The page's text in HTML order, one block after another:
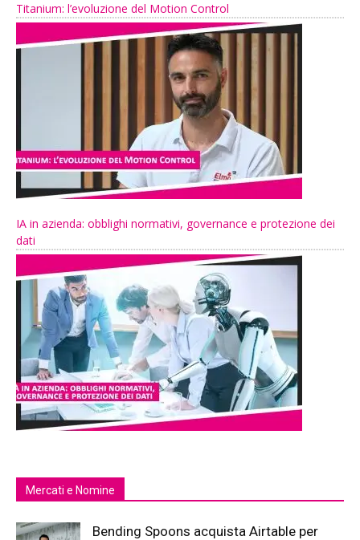
Titanium: l’evoluzione del Motion Control
IA in azienda: obblighi normativi, governance e protezione dei
dati
Mercati e Nomine
Bending Spoons acquista Airtable per